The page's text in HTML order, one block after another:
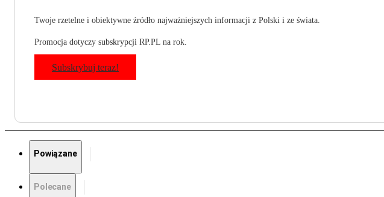
Twoje rzetelne i obiektywne źródło najważniejszych informacji z Polski i ze świata.
Promocja dotyczy subskrypcji RP.PL na rok.
Subskrybuj teraz!
Powiązane
Polecane